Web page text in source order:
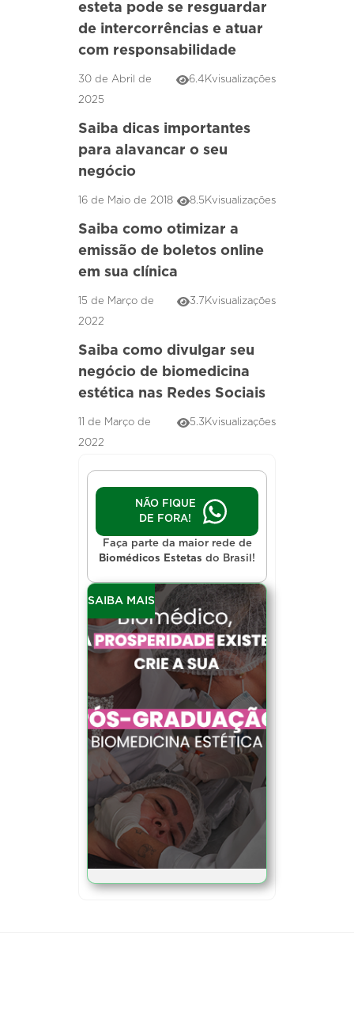
esteta pode se resguardar
de intercorrências e atuar
com responsabilidade
30 de Abril de
2025
6.4Kvisualizações
Saiba dicas importantes
para alavancar o seu
negócio
16 de Maio de 2018 8.5Kvisualizações
Saiba como otimizar a
emissão de boletos online
em sua clínica
15 de Março de
2022
3.7Kvisualizações
Saiba como divulgar seu
negócio de biomedicina
estética nas Redes Sociais
11 de Março de
2022
5.3Kvisualizações
NÃO FIQUE
DE FORA!
Faça parte da maior rede de
Biomédicos Estetas do Brasil!
SAIBA MAIS